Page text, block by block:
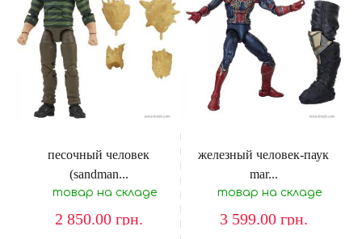
песочный человек
(sandman...
товар на складе
2 850.00 грн.
железный человек-паук
mar...
товар на складе
3 599.00 грн.